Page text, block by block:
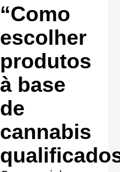
“Como
escolher
produtos
à base
de
cannabis